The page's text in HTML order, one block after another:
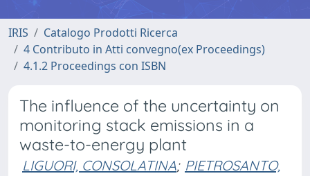
IRIS
Catalogo Prodotti Ricerca
4 Contributo in Atti convegno(ex Proceedings)
4.1.2 Proceedings con ISBN
The influence of the uncertainty on
monitoring stack emissions in a
waste-to-energy plant
LIGUORI, CONSOLATINA; PIETROSANTO,